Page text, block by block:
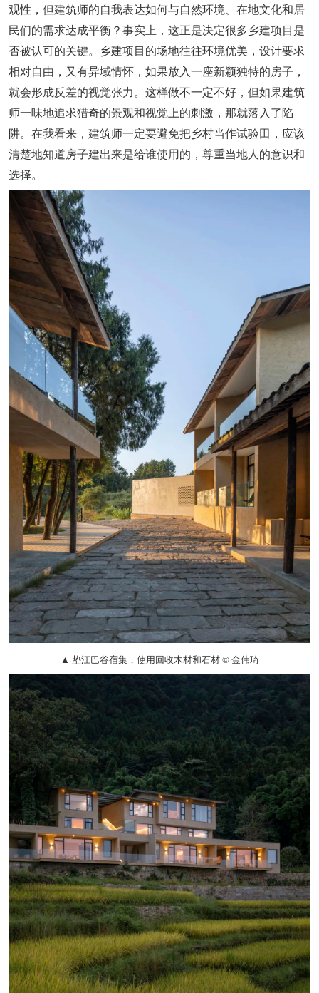
观性，但建筑师的自我表达如何与自然环境、在地文化和居
民们的需求达成平衡？事实上，这正是决定很多乡建项目是
否被认可的关键。乡建项目的场地往往环境优美，设计要求
相对自由，又有异域情怀，如果放入一座新颖独特的房子，
就会形成反差的视觉张力。这样做不一定不好，但如果建筑
师一味地追求猎奇的景观和视觉上的刺激，那就落入了陷
阱。在我看来， 建筑师一定要避免把乡村当作试验田，应该
清楚地知道房子建出来是给谁使用的，尊重当地人的意识和
选择。
▲ 垫江巴谷宿集，使用回收木材和石材 © 金伟琦